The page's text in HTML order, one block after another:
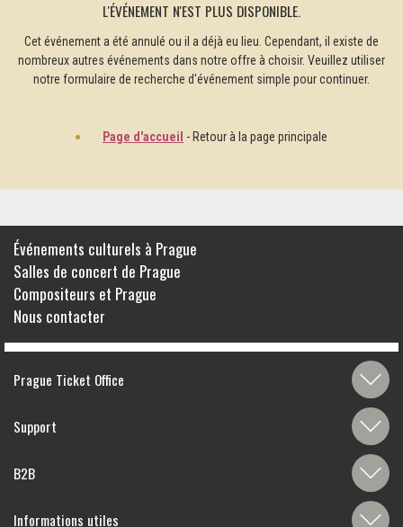
L'ÉVÉNEMENT N'EST PLUS DISPONIBLE.
Cet événement a été annulé ou il a déjà eu lieu. Cependant, il existe de
nombreux autres événements dans notre offre à choisir. Veuillez utiliser
notre formulaire de recherche d'événement simple pour continuer.
Page d'accueil - Retour à la page principale
Événements culturels à Prague
Salles de concert de Prague
Compositeurs et Prague
Nous contacter
Prague Ticket Office
Support
B2B
Informations utiles